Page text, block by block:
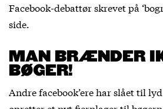
Facebook-debattør skrevet på
side.
MAN BRÆNDER
BØGER!
Andre facebook’ere har slået til